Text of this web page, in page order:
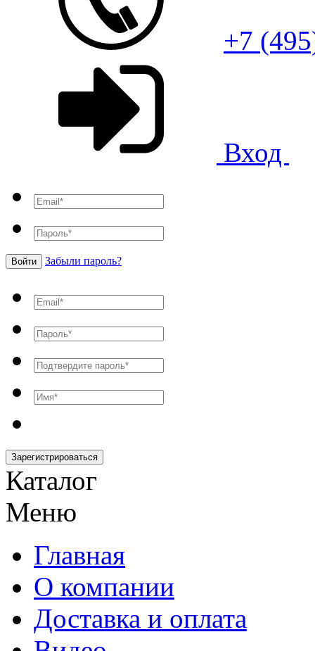
+7
Вход
Войти Забыли пароль?
Зарегистрироваться
Каталог
Меню
Главная
О компании
Доставка и оплата